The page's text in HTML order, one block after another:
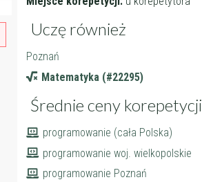
Uczę również
Poznań
Matematyka (#22295)
Średnie ceny korepetycji
programowanie (cała Polska)
programowanie woj. wielkopolskie
programowanie Poznań